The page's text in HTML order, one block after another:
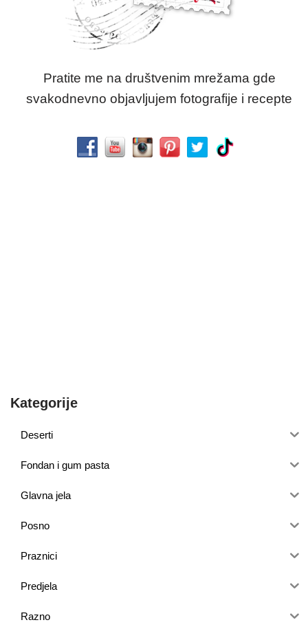
Pratite me na društvenim mrežama gde
svakodnevno objavljujem fotografije i recepte
Kategorije
Deserti
Fondan i gum pasta
Glavna jela
Posno
Praznici
Predjela
Razno